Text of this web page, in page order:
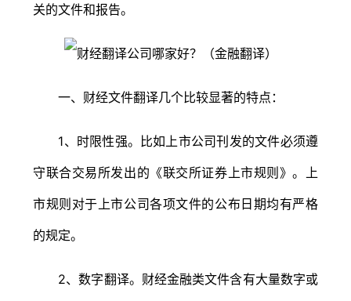
关的文件和报告。
一、财经文件翻译几个比较显著的特点：
1、时限性强。比如上市公司刊发的文件必须遵
守联合交易所发出的《联交所证券上市规则》。上
市规则对于上市公司各项文件的公布日期均有严格
的规定。
2、数字翻译。财经金融类文件含有大量数字或